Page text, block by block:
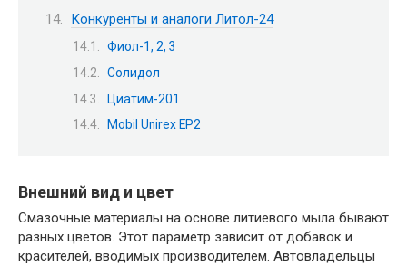
Конкуренты и аналоги Литол-24
Фиол-1, 2, 3
Солидол
Циатим-201
Mobil Unirex EP2
Внешний вид и цвет
Смазочные материалы на основе литиевого мыла бывают
разных цветов. Этот параметр зависит от добавок и
красителей, вводимых производителем. Автовладельцы